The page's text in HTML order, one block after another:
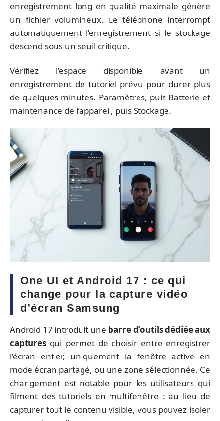
enregistrement long en qualité maximale génère
un fichier volumineux. Le téléphone interrompt
automatiquement l’enregistrement si le stockage
descend sous un seuil critique.
Vérifiez l’espace disponible avant un
enregistrement de tutoriel prévu pour durer plus
de quelques minutes. Paramètres, puis Batterie et
maintenance de l’appareil, puis Stockage.
One UI et Android 17 : ce qui
change pour la capture vidéo
d’écran Samsung
Android 17 introduit une barre d’outils dédiée aux
captures qui permet de choisir entre enregistrer
l’écran entier, uniquement la fenêtre active en
mode écran partagé, ou une zone sélectionnée. Ce
changement est notable pour les utilisateurs qui
filment des tutoriels en multifenêtre : au lieu de
capturer tout le contenu visible, vous pouvez isoler